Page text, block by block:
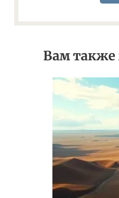
Вам также